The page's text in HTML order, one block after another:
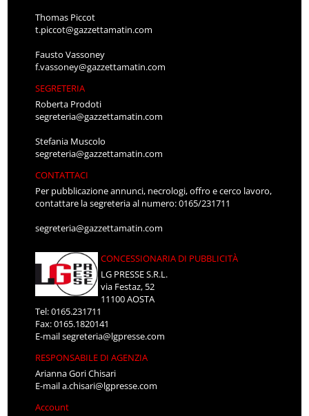
Thomas Piccot
t.piccot@gazzettamatin.com
Fausto Vassoney
f.vassoney@gazzettamatin.com
SEGRETERIA
Roberta Prodoti
segreteria@gazzettamatin.com
Stefania Muscolo
segreteria@gazzettamatin.com
CONTATTACI
Per pubblicazione annunci, necrologi, offro e cerco lavoro,
contattare la segreteria al numero: 0165/231711
segreteria@gazzettamatin.com
CONCESSIONARIA DI PUBBLICITÀ
LG PRESSE S.R.L.
via Festaz, 52
11100 AOSTA
Tel: 0165.231711
Fax: 0165.1820141
E-mailsegreteria@lgpresse.com
RESPONSABILE DI AGENZIA
Arianna Gori Chisari
E-maila.chisari@lgpresse.com
Account